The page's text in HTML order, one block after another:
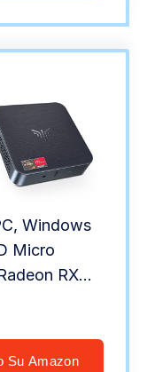
Windows
Micro
RX
Doppio
Su Amazon